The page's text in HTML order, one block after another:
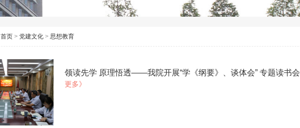
首页 > 党建文化 > 思想教育
领读先学 原理悟透——我院开展“学《纲要》、谈体会” 专题读书会
更多》